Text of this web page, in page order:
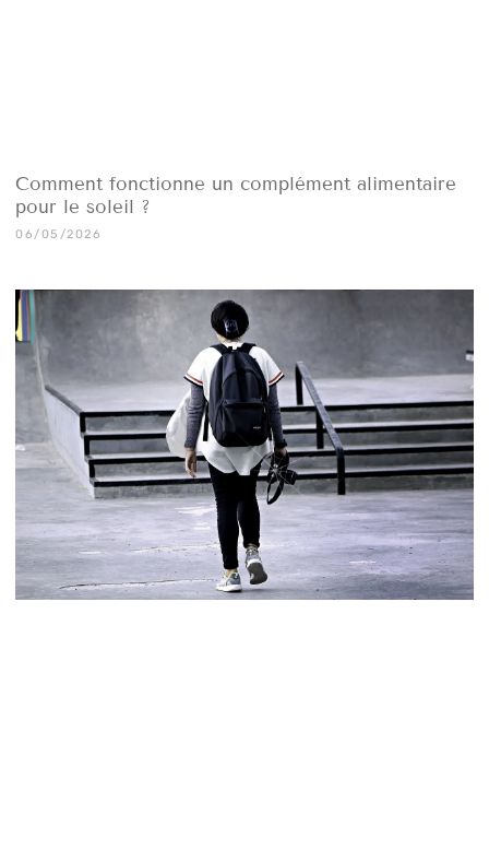
Comment fonctionne un complément alimentaire
pour le soleil ?
06/05/2026